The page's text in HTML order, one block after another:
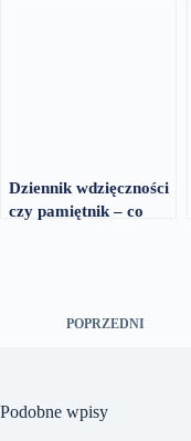
Dziennik wdzięczności
czy pamiętnik – co
POPRZEDNI
Podobne wpisy